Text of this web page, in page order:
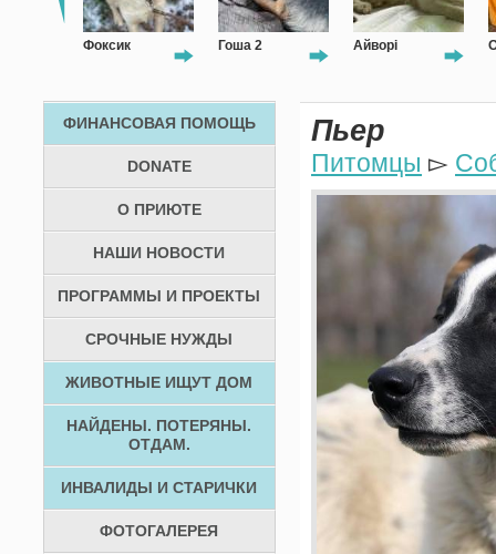
Гоша 2 Айворі Ося
ФИНАНСОВАЯ ПОМОЩЬ
DONATE
О ПРИЮТЕ
НАШИ НОВОСТИ
ПРОГРАММЫ И ПРОЕКТЫ
СРОЧНЫЕ НУЖДЫ
ЖИВОТНЫЕ ИЩУТ ДОМ
НАЙДЕНЫ. ПОТЕРЯНЫ.
ОТДАМ.
ИНВАЛИДЫ И СТАРИЧКИ
ФОТОГАЛЕРЕЯ
Пьер
Питомцы ▻